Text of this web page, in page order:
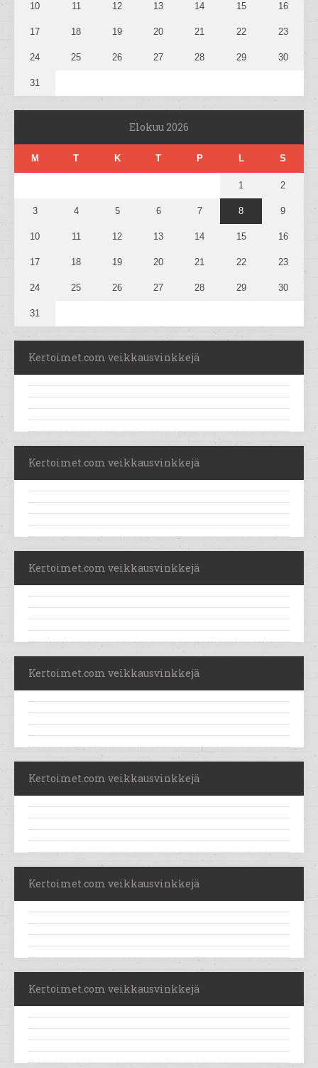
10 11 12 13 14 15 16
17 18 19 20 21 22 23
24 25 26 27 28 29 30
31
Elokuu 2026
M T K T P L S
1 2
3 4 5 6 7 8 9
10 11 12 13 14 15 16
17 18 19 20 21 22 23
24 25 26 27 28 29 30
31
Kertoimet.com veikkausvinkkejä
Kertoimet.com veikkausvinkkejä
Kertoimet.com veikkausvinkkejä
Kertoimet.com veikkausvinkkejä
Kertoimet.com veikkausvinkkejä
Kertoimet.com veikkausvinkkejä
Kertoimet.com veikkausvinkkejä